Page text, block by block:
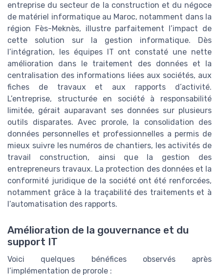
entreprise du secteur de la construction et du négoce
de matériel informatique au Maroc, notamment dans la
région Fès-Meknès, illustre parfaitement l’impact de
cette solution sur la gestion informatique. Dès
l’intégration, les équipes IT ont constaté une nette
amélioration dans le traitement des données et la
centralisation des informations liées aux sociétés, aux
fiches de travaux et aux rapports d’activité.
L’entreprise, structurée en société à responsabilité
limitée, gérait auparavant ses données sur plusieurs
outils disparates. Avec prorole, la consolidation des
données personnelles et professionnelles a permis de
mieux suivre les numéros de chantiers, les activités de
travail construction, ainsi que la gestion des
entrepreneurs travaux. La protection des données et la
conformité juridique de la société ont été renforcées,
notamment grâce à la traçabilité des traitements et à
l’automatisation des rapports.
Amélioration de la gouvernance et du
support IT
Voici quelques bénéfices observés après
l’implémentation de prorole :